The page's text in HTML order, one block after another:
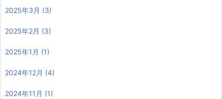
2025年3月 (3)
2025年2月 (3)
2025年1月 (1)
2024年12月 (4)
2024年11月 (1)